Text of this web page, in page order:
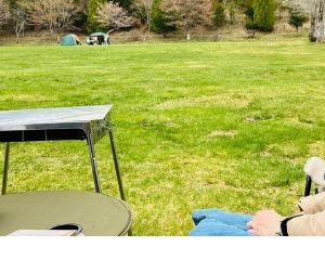
SitakkeTV
LOCAL ローカルエリア
all
札幌